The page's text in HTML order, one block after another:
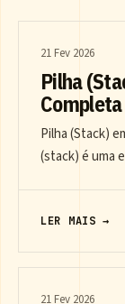
21 Fev 2026
Pilha
Completa
Pilha (Stack)
(stack) é uma
LER MAIS →
21 Fev 2026